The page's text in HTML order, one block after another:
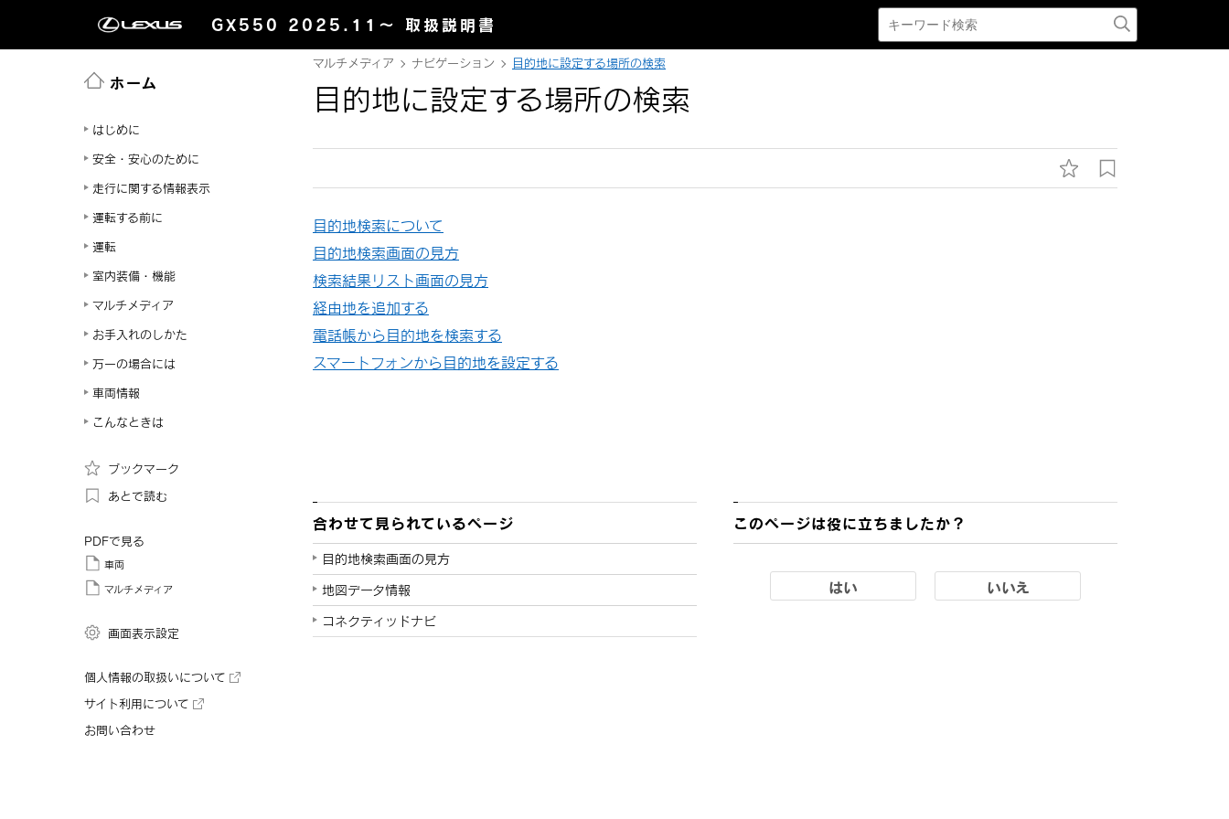
GX550 2025.11～ 取扱説明書
ホーム
はじめに
安全・安心のために
走行に関する情報表示
運転する前に
運転
室内装備・機能
マルチメディア
お手入れのしかた
万一の場合には
車両情報
こんなときは
ブックマーク
あとで読む
PDFで見る
車両
マルチメディア
画面表示設定
個人情報の取扱いについて
サイト利用について
お問い合わせ
マルチメディア ナビゲーション 目的地に設定する場所の検索
目的地に設定する場所の検索
目的地検索について
目的地検索画面の見方
検索結果リスト画面の見方
経由地を追加する
電話帳から目的地を検索する
スマートフォンから目的地を設定する
合わせて見られているページ
目的地検索画面の見方
地図データ情報
コネクティッドナビ
このページは役に立ちましたか？
はい いいえ